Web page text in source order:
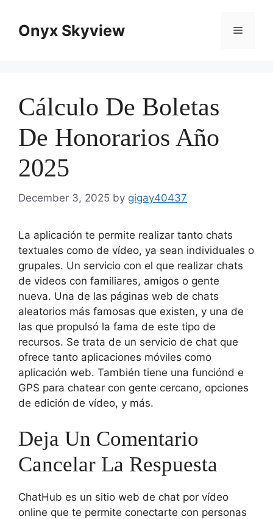
contentOnyx Skyview Menu
Cálculo De Boletas
De Honorarios Año
2025
December 3, 2025 by gigay40437
La aplicación te permite realizar tanto chats
textuales como de vídeo, ya sean individuales o
grupales. Un servicio con el que realizar chats
de videos con familiares, amigos o gente
nueva. Una de las páginas web de chats
aleatorios más famosas que existen, y una de
las que propulsó la fama de este tipo de
recursos. Se trata de un servicio de chat que
ofrece tanto aplicaciones móviles como
aplicación web. También tiene una funciónd e
GPS para chatear con gente cercano, opciones
de edición de vídeo, y más.
Deja Un Comentario
Cancelar La Respuesta
ChatHub es un sitio web de chat por vídeo
online que te permite conectarte con personas